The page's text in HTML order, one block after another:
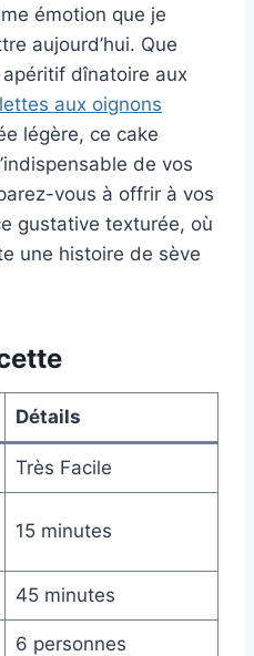
émotion que je
aujourd’hui. Que
dînatoire aux
aux oignons
légère, ce cake
de vos
vous à offrir à vos
gustative texturée, où
une histoire de sève
Détails
Très Facile
15 minutes
45 minutes
6 personnes